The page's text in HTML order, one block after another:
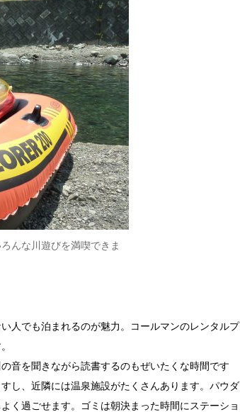
んな川遊びを満喫できま
人でも泊まれるのが魅力。コールマンのレンタルプ
音を聞きながら読書するのもぜいたくな時間です
し、近隣には温泉施設がたくさんあります。パウダ
く過ごせます。ゴミは朝決まった時間にステーショ